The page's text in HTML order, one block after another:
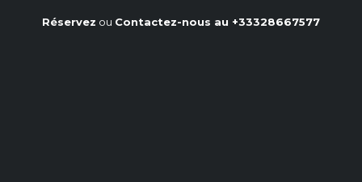
Réservez ou Contactez-nous au +33328667577